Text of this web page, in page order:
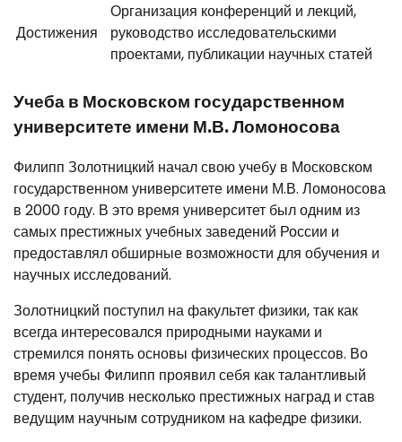
Достижения
Организация конференций и лекций,
руководство исследовательскими
проектами, публикации научных статей
Учеба в Московском государственном
университете имени М.В. Ломоносова
Филипп Золотницкий начал свою учебу в Московском
государственном университете имени М.В. Ломоносова
в 2000 году. В это время университет был одним из
самых престижных учебных заведений России и
предоставлял обширные возможности для обучения и
научных исследований.
Золотницкий поступил на факультет физики, так как
всегда интересовался природными науками и
стремился понять основы физических процессов. Во
время учебы Филипп проявил себя как талантливый
студент, получив несколько престижных наград и став
ведущим научным сотрудником на кафедре физики.